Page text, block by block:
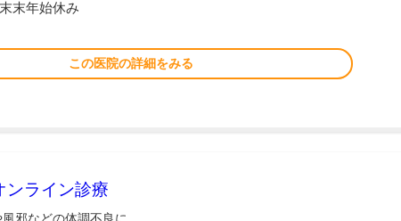
末年始休み
この医院の詳細をみる
ンライン診療